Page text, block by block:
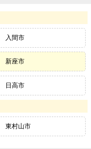
入間市
新座市
日高市
東村山市